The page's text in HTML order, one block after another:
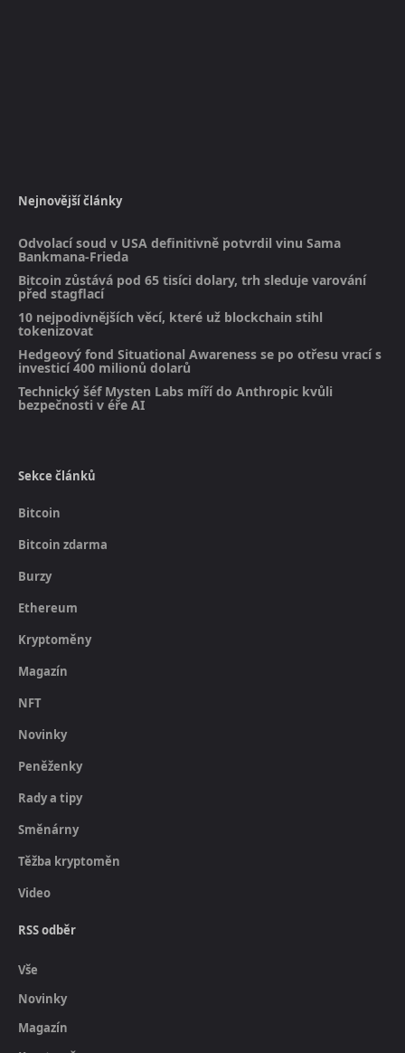
Nejnovější články
Odvolací soud v USA definitivně potvrdil vinu Sama
Bankmana-Frieda
Bitcoin zůstává pod 65 tisíci dolary, trh sleduje varování
před stagflací
10 nejpodivnějších věcí, které už blockchain stihl
tokenizovat
Hedgeový fond Situational Awareness se po otřesu vrací s
investicí 400 milionů dolarů
Technický šéf Mysten Labs míří do Anthropic kvůli
bezpečnosti v éře AI
Sekce článků
Bitcoin
Bitcoin zdarma
Burzy
Ethereum
Kryptoměny
Magazín
NFT
Novinky
Peněženky
Rady a tipy
Směnárny
Těžba kryptoměn
Video
RSS odběr
Vše
Novinky
Magazín